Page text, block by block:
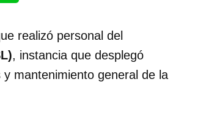
realizó personal del
, instancia que desplegó
mantenimiento general de la